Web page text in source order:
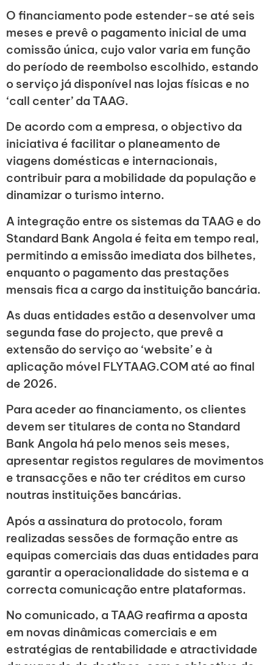
O financiamento pode estender-se até seis
meses e prevê o pagamento inicial de uma
comissão única, cujo valor varia em função
do período de reembolso escolhido, estando
o serviço já disponível nas lojas físicas e no
‘call center’ da TAAG.
De acordo com a empresa, o objectivo da
iniciativa é facilitar o planeamento de
viagens domésticas e internacionais,
contribuir para a mobilidade da população e
dinamizar o turismo interno.
A integração entre os sistemas da TAAG e do
Standard Bank Angola é feita em tempo real,
permitindo a emissão imediata dos bilhetes,
enquanto o pagamento das prestações
mensais fica a cargo da instituição bancária.
As duas entidades estão a desenvolver uma
segunda fase do projecto, que prevê a
extensão do serviço ao ‘website’ e à
aplicação móvel FLYTAAG.COM até ao final
de 2026.
Para aceder ao financiamento, os clientes
devem ser titulares de conta no Standard
Bank Angola há pelo menos seis meses,
apresentar registos regulares de movimentos
e transacções e não ter créditos em curso
noutras instituições bancárias.
Após a assinatura do protocolo, foram
realizadas sessões de formação entre as
equipas comerciais das duas entidades para
garantir a operacionalidade do sistema e a
correcta comunicação entre plataformas.
No comunicado, a TAAG reafirma a aposta
em novas dinâmicas comerciais e em
estratégias de rentabilidade e atractividade